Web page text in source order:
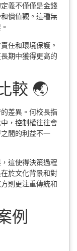
義不僅僅是金錢
價值觀。這種無
任和環境保護。
期中獲得更高的
較 🌏
差異。何校長指
，控制權往往會
間的利益不一
這使得決策過程
於文化背景和對
則更注重傳統和
例